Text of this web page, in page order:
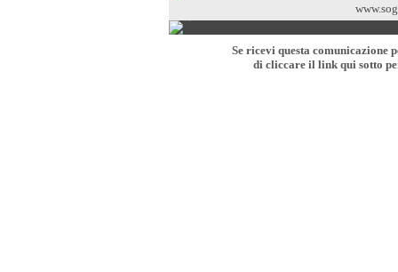
Se ricevi questa comunicazione
di cliccare il link qui sotto